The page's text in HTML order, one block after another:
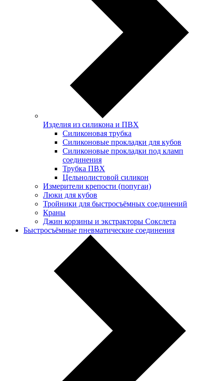
Изделия из силикона и ПВХ
Силиконовая трубка
Силиконовые прокладки для кубов
Силиконовые прокладки под кламп
соединения
Трубка ПВХ
Цельнолистовой силикон
Измерители крепости (попугаи)
Люки для кубов
Тройники для быстросъёмных соединений
Краны
Джин корзины и экстракторы Сокслета
Быстросъёмные пневматические соединения